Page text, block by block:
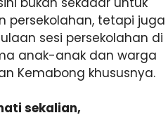
persekolahan, tetapi juga
sesi persekolahan di
anak-anak dan warga
Kemabong khususnya.
sekalian,